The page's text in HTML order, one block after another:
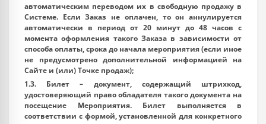
автоматическим переводом их в свободную продажу в
Системе. Если Заказ не оплачен, то он аннулируется
автоматически в период от 20 минут до 48 часов с
момента оформления такого Заказа в зависимости от
способа оплаты, срока до начала мероприятия (если иное
не предусмотрено дополнительной информацией на
Сайте и (или) Точке продаж);
1.3. Билет – документ, содержащий штрихкод,
удостоверяющий право обладателя такого документа на
посещение Мероприятия. Билет выполняется в
соответствии с формой, установленной для конкретного